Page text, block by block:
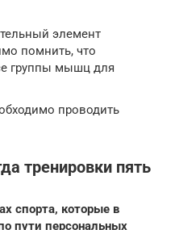
элемент
помнить, что
группы мышц для
проводить
тренировки пять
спорта, которые в
пути персональных